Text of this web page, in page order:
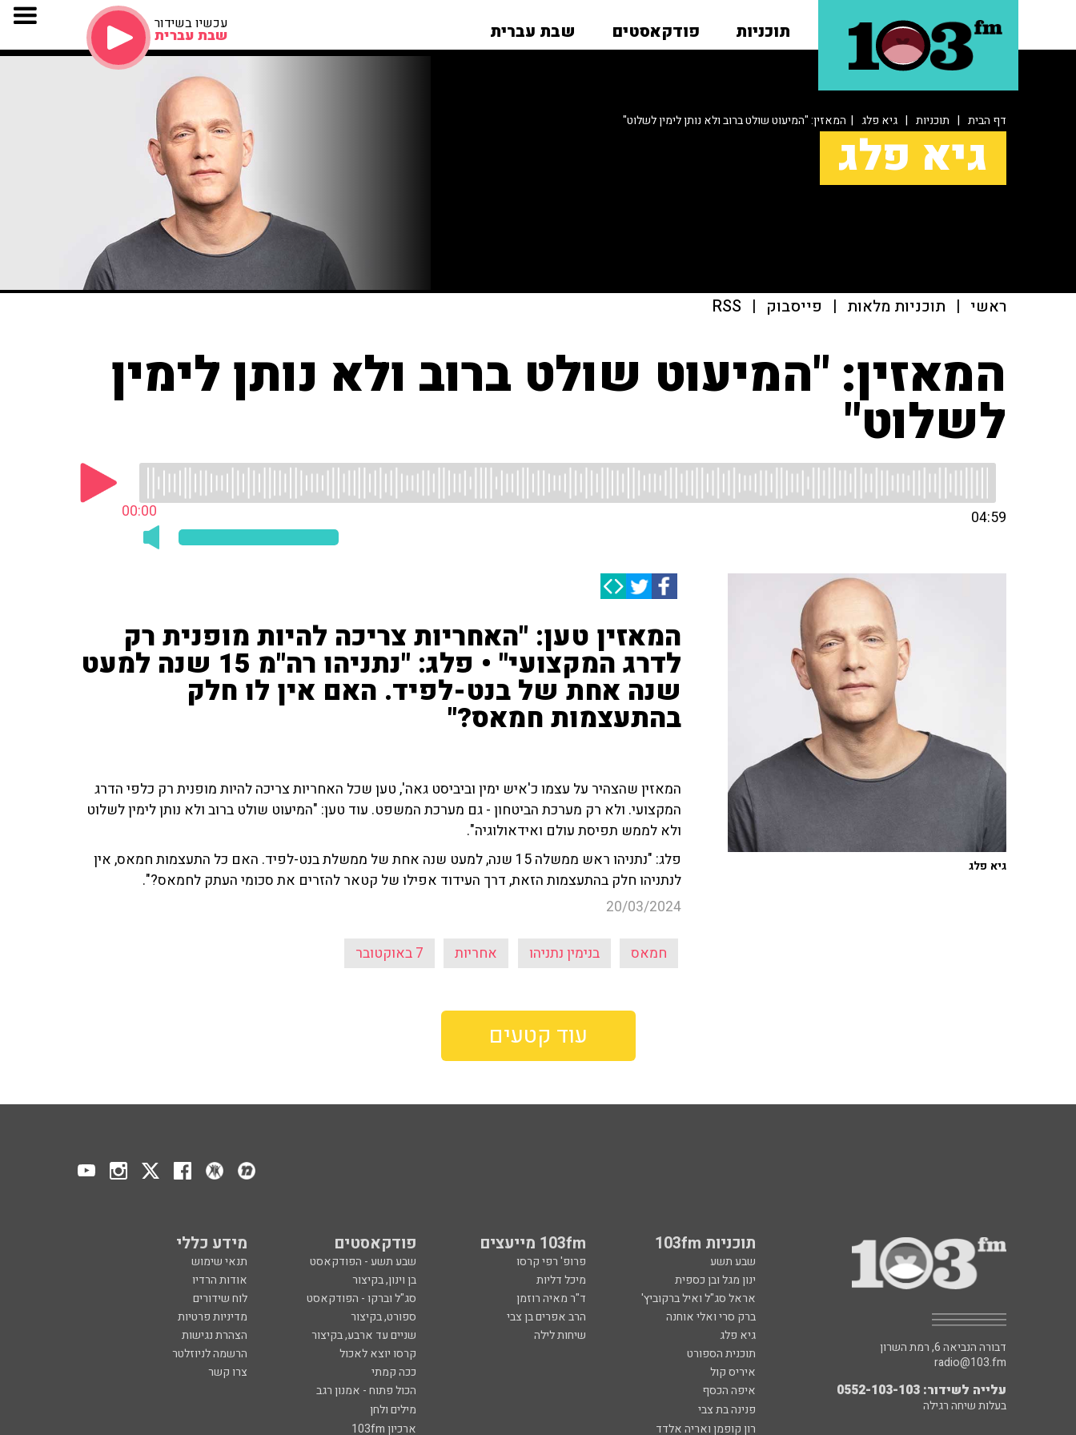
תוכניות פודקאסטים שבת עברית עכשיו בשידור
שבת עברית
דף הבית | תוכניות | גיא פלג | המאזין: "המיעוט שולט ברוב ולא נותן לימין לשלוט"
גיא פלג
ראשי | תוכניות מלאות | פייסבוק |
RSS
המאזין: "המיעוט שולט ברוב ולא נותן לימין
לשלוט"
00:00 04:59
המאזין טען: "האחריות צריכה להיות מופנית רק
לדרג המקצועי" • פלג: "נתניהו רה"מ 15 שנה למעט
שנה אחת של בנט-לפיד. האם אין לו חלק
בהתעצמות חמאס?"
המאזין שהצהיר על עצמו כ'איש ימין וביביסט גאה', טען שכל האחריות צריכה להיות מופנית רק כלפי הדרג
המקצועי. ולא רק מערכת הביטחון - גם מערכת המשפט. עוד טען: "המיעוט שולט ברוב ולא נותן לימין לשלוט
ולא לממש תפיסת עולם ואידאולוגיה".
פלג: "נתניהו ראש ממשלה 15 שנה, למעט שנה אחת של ממשלת בנט-לפיד. האם כל התעצמות חמאס, אין
לנתניהו חלק בהתעצמות הזאת, דרך העידוד אפילו של קטאר להזרים את סכומי העתק לחמאס?".
20/03/2024
חמאס בנימין נתניהו אחריות 7 באוקטובר
גיא פלג
עוד קטעים
תוכניות 103fm 103fm מייעצים פודקאסטים מידע כללי
שבע תשע פרופ' רפי קרסו שבע תשע - הפודקאסט
תנאי שימוש
ינון מגל ובן כספית
מיכל דליות בן וינון, בקיצור
אודות הרדיו
אראל סג"ל ואיל ברקוביץ'
ד"ר מאיה רוזמן סג"ל וברקו - הפודקאסט
לוח שידורים
ברק סרי ואלי אוחנה
הרב אפרים בן צבי ספורט, בקיצור
מדיניות פרטיות
גיא פלג
שיחות לילה שניים עד ארבע, בקיצור
הצהרת נגישות
תוכנית הספורט
קרסו יוצא לאכול
הרשמה לניוזלטר
איריס קול
ככה קמתי
צרו קשר
איפה הכסף
הכול פתוח - אמנון רגב
פנינה בת צבי
מילים ולחן
רון קופמן ואריה אלדד
ארכיון 103fm
דבורה הנביאה 6, רמת השרון
radio@103.fm
עלייה לשידור: 0552-103-103
בעלות שיחה רגילה